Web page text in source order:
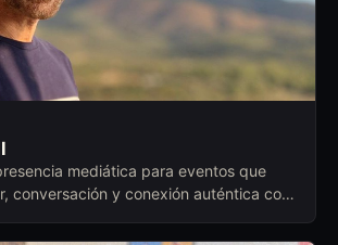
mediática para eventos que
conversación y conexión auténtica con